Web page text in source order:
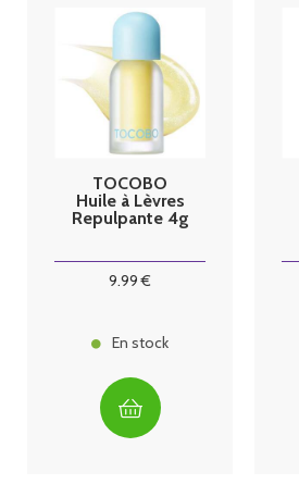
TOCOBO
Huile à Lèvres
Repulpante 4g
9.99 €
En stock